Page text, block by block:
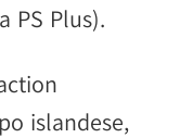
PS Plus).
islandese,